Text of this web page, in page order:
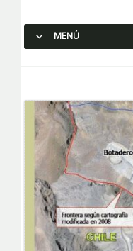
MENÚ